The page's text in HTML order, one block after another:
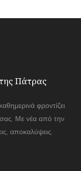
Πάτρας
φροντίζει
σας. Με νέα από την
αποκαλύψεις.